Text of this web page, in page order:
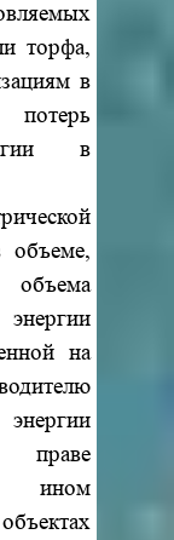
торфа,
в
потерь
в
объеме,
на
ином